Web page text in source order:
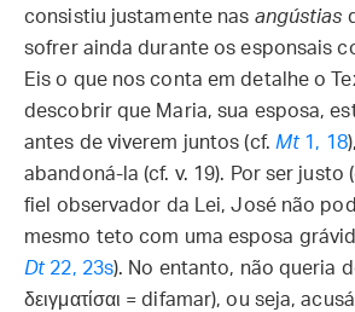
consistiu justamente nas angústias
sofrer ainda durante os esponsais
Eis o que nos conta em detalhe o
descobrir que Maria, sua esposa,
antes de viverem juntos (cf. Mt1, 18
abandoná-la (cf. v. 19). Por ser justo
fiel observador da Lei, José não
mesmo teto com uma esposa
Dt22, 23s). No entanto, não queria
δειγματίσαι = difamar), ou seja,